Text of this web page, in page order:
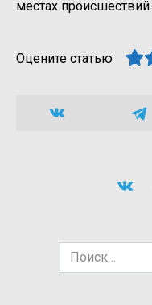
местах происшествий.
Оцените статью
Search
for: